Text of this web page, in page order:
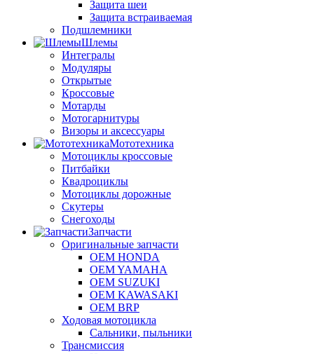
Защита шеи
Защита встраиваемая
Подшлемники
Шлемы
Интегралы
Модуляры
Открытые
Кроссовые
Мотарды
Мотогарнитуры
Визоры и аксессуары
Мототехника
Мотоциклы кроссовые
Питбайки
Квадроциклы
Мотоциклы дорожные
Скутеры
Снегоходы
Запчасти
Оригинальные запчасти
OEM HONDA
OEM YAMAHA
OEM SUZUKI
OEM KAWASAKI
OEM BRP
Ходовая мотоцикла
Сальники, пыльники
Трансмиссия